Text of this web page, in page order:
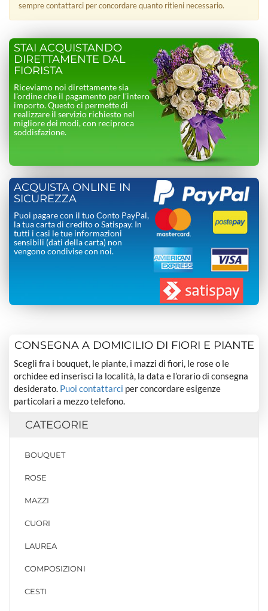
sempre contattarci per concordare quanto ritieni necessario.
STAI ACQUISTANDO
DIRETTAMENTE DAL
FIORISTA
Riceviamo noi direttamente sia
l’ordine che il pagamento per l’intero
importo. Questo ci permette di
realizzare il servizio richiesto nel
migliore dei modi, con reciproca
soddisfazione.
ACQUISTA ONLINE IN
SICUREZZA
Puoi pagare con il tuo Conto PayPal,
la tua carta di credito o Satispay. In
tutti i casi le tue informazioni
sensibili (dati della carta) non
vengono condivise con noi.
CONSEGNA A DOMICILIO DI FIORI E PIANTE
Scegli fra i bouquet, le piante, i mazzi di fiori, le rose o le
orchidee ed inserisci la località, la data e l’orario di consegna
desiderato. Puoi contattarci per concordare esigenze
particolari a mezzo telefono.
CATEGORIE
BOUQUET
ROSE
MAZZI
CUORI
LAUREA
COMPOSIZIONI
CESTI